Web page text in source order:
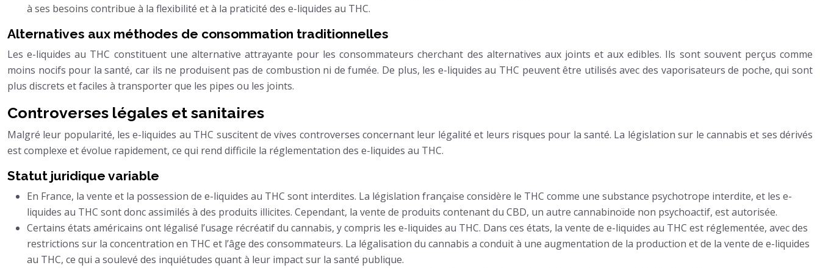
à ses besoins contribue à la flexibilité et à la praticité des e-liquides au THC.
Alternatives aux méthodes de consommation traditionnelles
Les e-liquides au THC constituent une alternative attrayante pour les consommateurs cherchant des alternatives aux joints et aux edibles. Ils sont souvent perçus comme
moins nocifs pour la santé, car ils ne produisent pas de combustion ni de fumée. De plus, les e-liquides au THC peuvent être utilisés avec des vaporisateurs de poche, qui sont
plus discrets et faciles à transporter que les pipes ou les joints.
Controverses légales et sanitaires
Malgré leur popularité, les e-liquides au THC suscitent de vives controverses concernant leur légalité et leurs risques pour la santé. La législation sur le cannabis et ses dérivés
est complexe et évolue rapidement, ce qui rend difficile la réglementation des e-liquides au THC.
Statut juridique variable
En France, la vente et la possession de e-liquides au THC sont interdites. La législation française considère le THC comme une substance psychotrope interdite, et les e-
liquides au THC sont donc assimilés à des produits illicites. Cependant, la vente de produits contenant du CBD, un autre cannabinoïde non psychoactif, est autorisée.
Certains états américains ont légalisé l’usage récréatif du cannabis, y compris les e-liquides au THC. Dans ces états, la vente de e-liquides au THC est réglementée, avec des
restrictions sur la concentration en THC et l’âge des consommateurs. La légalisation du cannabis a conduit à une augmentation de la production et de la vente de e-liquides
au THC, ce qui a soulevé des inquiétudes quant à leur impact sur la santé publique.